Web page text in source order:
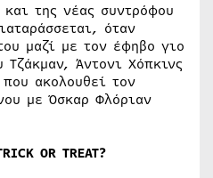
της νέας συντρόφου
όταν
μαζί με τον έφηβο γιο
Άντονι Χόπκινς
που ακολουθεί τον
με Όσκαρ Φλόριαν
OR TREAT?